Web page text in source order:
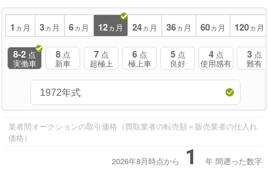
1 ヵ月 3ヵ月 6ヵ月 12ヵ月 24ヵ月 36ヵ月 60ヵ月 120ヵ月
8-2 点
実働車
8 点
新車
7 点
超極上
6 点
極上車
5 点
良好
4 点
使用感有
3 点
難有
業者間オークションの取引価格（買取業者の転売額＝販売業者の仕入れ
価格）
2026年8月時点から 1 年 間遡った数字